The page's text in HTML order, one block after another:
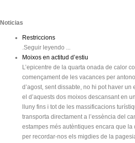
Noticias
Restriccions
.Seguir leyendo ...
Moixos en actitud d’estiu
L’epicentre de la quarta onada de calor
començament de les vacances per
d’agost, sent dissabte, no hi pot haver un
el d’aquests dos moixos descansant en
lluny fins i tot de les massificacions
transporta directament a l’essència del
estampes més autèntiques encara que la
per recordar-nos els migdies de la